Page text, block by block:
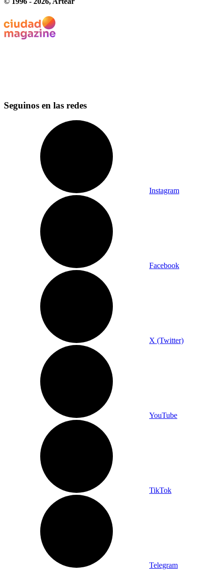
Seguinos en las redes
Instagram
Facebook
X (Twitter)
YouTube
TikTok
Telegram